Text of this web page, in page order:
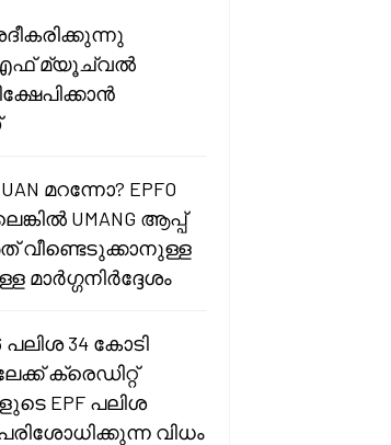
മ്യൂച്വൽ
മറന്നോ? EPFO
UMANG ആപ്പ്
വീണ്ടെടുക്കാനുള്ള
മാർഗ്ഗനിർദ്ദേശം
പലിശ 34 കോടി
ക്രെഡിറ്റ്
EPF പലിശ
വിധം